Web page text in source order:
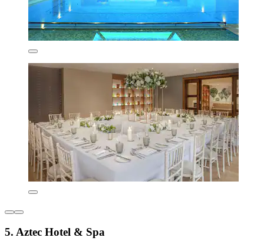
5. Aztec Hotel & Spa